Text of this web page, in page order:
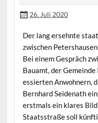
26. Juli 2020
Der lang ersehnte
zwis­chen
Bei einem Gespräch
Bauamt, der
essierten Anwohn­ern,
Bern­hard Sei­de­nath
erst­mals ein klares
Staatsstraße soll